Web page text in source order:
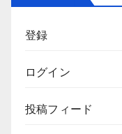
登録
ログイン
投稿フィード